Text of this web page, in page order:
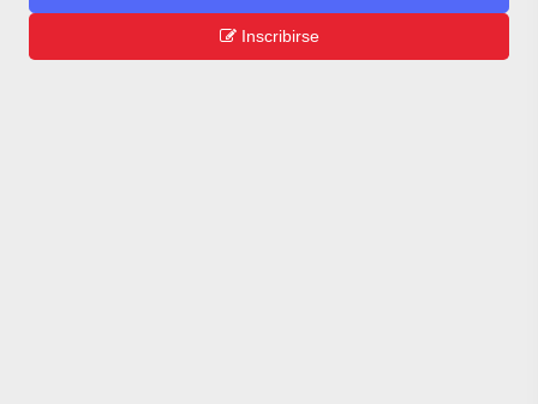
Inscribirse